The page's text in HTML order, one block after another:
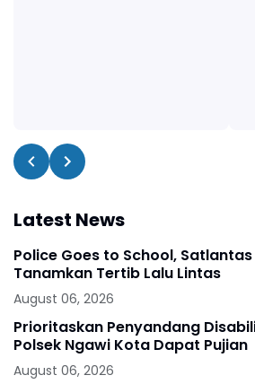
Latest News
Police Goes to School,
Tanamkan Tertib Lalu Lintas
August 06, 2026
Prioritaskan Penyandang
Polsek Ngawi Kota Dapat Pujian
August 06, 2026